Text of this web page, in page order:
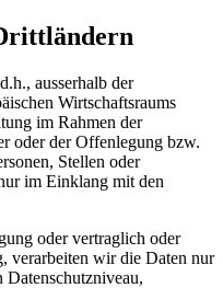
ausserhalb der
Wirtschaftsraums
im Rahmen der
oder der Offenlegung bzw.
Stellen oder
im Einklang mit den
oder vertraglich oder
verarbeiten wir die Daten nur